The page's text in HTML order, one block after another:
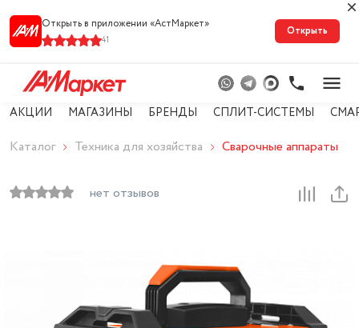
Открыть в приложении «АстМарке‪т‬»
41
Открыть
АКЦИИ МАГАЗИНЫ БРЕНДЫ СПЛИТ-СИСТЕМЫ
Каталог Техника для хозяйства Сварочные аппараты
нет отзывов